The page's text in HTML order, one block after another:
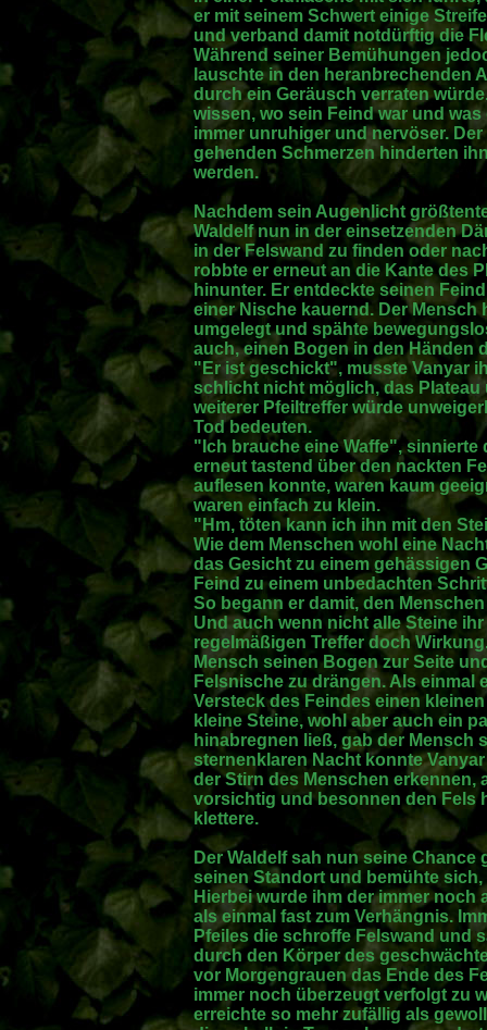
er mit seinem Schwert einige
und verband damit notdürftig die
Während seiner Bemühungen
lauschte in den heranbrechenden
durch ein Geräusch verraten
wissen, wo sein Feind war und
immer unruhiger und nervöser.
gehenden Schmerzen hinderten
werden.
Nachdem sein Augenlicht
Waldelf nun in der einsetzenden
in der Felswand zu finden oder
robbte er erneut an die Kante des
hinunter. Er entdeckte seinen
einer Nische kauernd. Der
umgelegt und spähte
auch, einen Bogen in den Händen
"Er ist geschickt", musste Vanyar
schlicht nicht möglich, das
weiterer Pfeiltreffer würde
Tod bedeuten.
"Ich brauche eine Waffe", sinnierte
erneut tastend über den nackten
auflesen konnte, waren kaum
waren einfach zu klein.
"Hm, töten kann ich ihn mit den
Wie dem Menschen wohl eine
das Gesicht zu einem gehässigen
Feind zu einem unbedachten
So begann er damit, den
Und auch wenn nicht alle Steine
regelmäßigen Treffer doch
Mensch seinen Bogen zur Seite
Felsnische zu drängen. Als einmal
Versteck des Feindes einen
kleine Steine, wohl aber auch ein
hinabregnen ließ, gab der Mensch
sternenklaren Nacht konnte
der Stirn des Menschen erkennen,
vorsichtig und besonnen den Fels
klettere.
Der Waldelf sah nun seine
seinen Standort und bemühte
Hierbei wurde ihm der immer
als einmal fast zum Verhängnis.
Pfeiles die schroffe Felswand und
durch den Körper des
vor Morgengrauen das Ende des
immer noch überzeugt verfolgt zu
erreichte so mehr zufällig als